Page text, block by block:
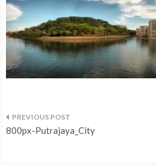
Navegação
800px-Putrajaya_City